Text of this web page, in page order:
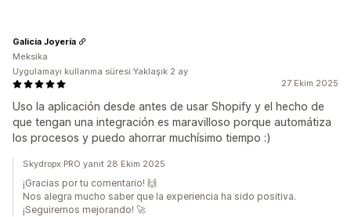
27 Ekim 2025
Uso la aplicación desde antes de usar Shopify y el hecho de
que tengan una integración es maravilloso porque automátiza
los procesos y puedo ahorrar muchísimo tiempo :)
Galicia Joyería
Meksika
Uygulamayı kullanma süresi:Yaklaşık 2 ay
Skydropx PRO yanıt 28 Ekim 2025
¡Gracias por tu comentario! 🙌
Nos alegra mucho saber que la experiencia ha sido positiva.
¡Seguiremos mejorando! 🚀